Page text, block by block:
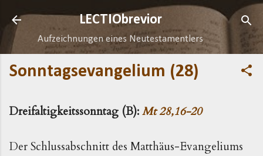
Direkt zum Hauptbereich
LECTIObrevior
Aufzeichnungen eines Neutestamentlers
Sonntagsevangelium (28)
Dreifaltigkeitssonntag (B):Mt 28,16-20
Der Schlussabschnitt des Matthäus-Evangeliums